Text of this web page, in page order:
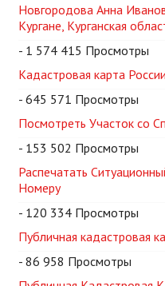
Новгородова Анна
Кургане, Курганская
- 1 574 415 Просмотры
Кадастровая карта
- 645 571 Просмотры
Посмотреть Участок со
- 153 502 Просмотры
Распечатать
Номеру
- 120 334 Просмотры
Публичная кадастровая
- 86 958 Просмотры